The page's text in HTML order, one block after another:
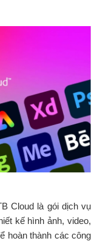
Cloud là gói dịch vụ
kế hình ảnh, video,
hoàn thành các công